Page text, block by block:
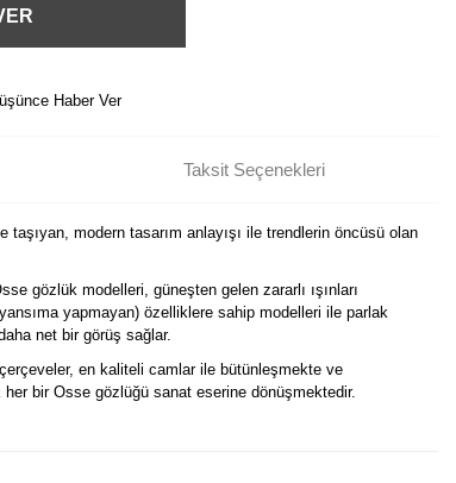
Haber Ver
Taksit Seçenekleri
taşıyan, modern tasarım anlayışı ile trendlerin öncüsü olan
gözlük modelleri, güneşten gelen zararlı ışınları
yapmayan) özelliklere sahip modelleri ile parlak
net bir görüş sağlar.
en kaliteli camlar ile bütünleşmekte ve
her bir Osse gözlüğü sanat eserine dönüşmektedir.